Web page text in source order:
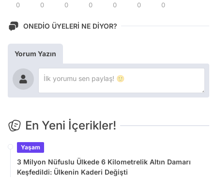
0 0 0 0 0 0 0
ONEDİO ÜYELERİ NE DİYOR?
Yorum Yazın
En Yeni İçerikler!
Yaşam
3 Milyon Nüfuslu Ülkede 6 Kilometrelik Altın Damarı
Keşfedildi: Ülkenin Kaderi Değişti